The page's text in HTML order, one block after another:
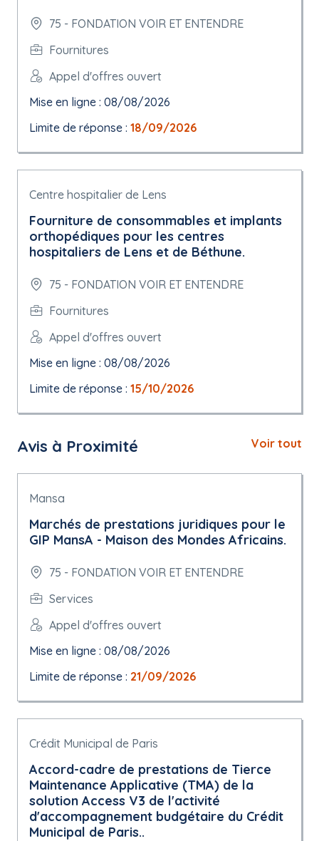
75 - FONDATION VOIR ET ENTENDRE
Fournitures
Appel d'offres ouvert
Mise en ligne : 08/08/2026
Limite de réponse : 18/09/2026
Centre hospitalier de Lens
Fourniture de consommables et implants
orthopédiques pour les centres
hospitaliers de Lens et de Béthune.
75 - FONDATION VOIR ET ENTENDRE
Fournitures
Appel d'offres ouvert
Mise en ligne : 08/08/2026
Limite de réponse : 15/10/2026
Avis à Proximité Voir tout
Mansa
Marchés de prestations juridiques pour le
GIP MansA - Maison des Mondes Africains.
75 - FONDATION VOIR ET ENTENDRE
Services
Appel d'offres ouvert
Mise en ligne : 08/08/2026
Limite de réponse : 21/09/2026
Crédit Municipal de Paris
Accord-cadre de prestations de Tierce
Maintenance Applicative (TMA) de la
solution Access V3 de l'activité
d'accompagnement budgétaire du Crédit
Municipal de Paris..